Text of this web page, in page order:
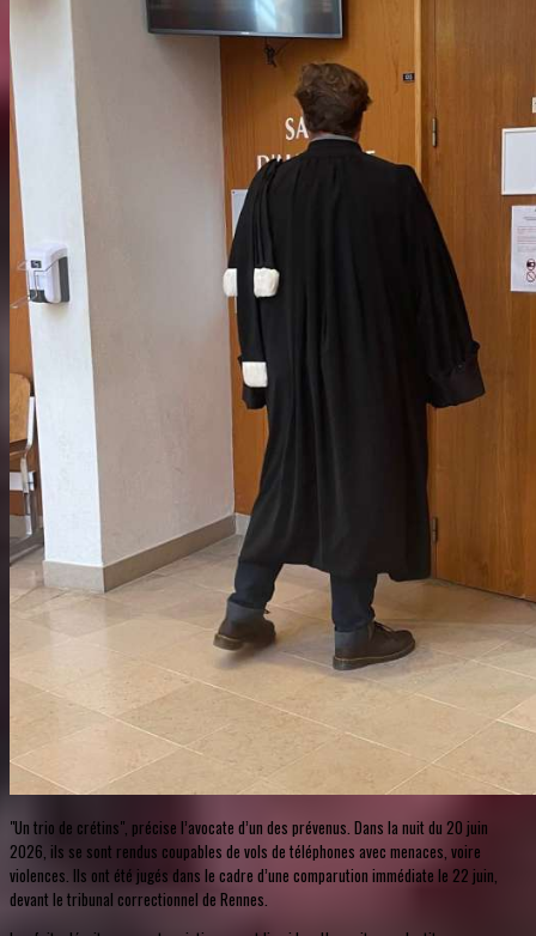
"Un trio de crétins", précise l’avocate d’un des prévenus. Dans la nuit du 20 juin
2026, ils se sont rendus coupables de vols de téléphones avec menaces, voire
violences. Ils ont été jugés dans le cadre d’une comparution immédiate le 22 juin,
devant le tribunal correctionnel de Rennes.